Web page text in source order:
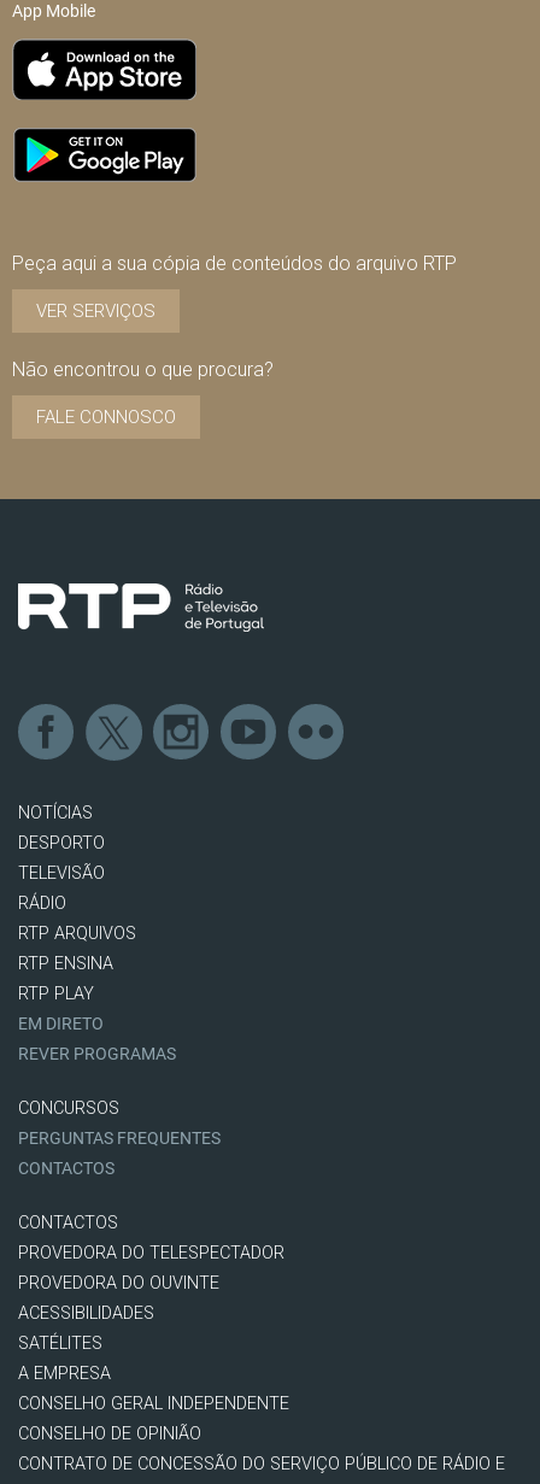
App Mobile
Peça aqui a sua cópia de conteúdos do arquivo RTP
VER SERVIÇOS
Não encontrou o que procura?
FALE CONNOSCO
NOTÍCIAS
DESPORTO
TELEVISÃO
RÁDIO
RTP ARQUIVOS
RTP ENSINA
RTP PLAY
EM DIRETO
REVER PROGRAMAS
CONCURSOS
PERGUNTAS FREQUENTES
CONTACTOS
CONTACTOS
PROVEDORA DO TELESPECTADOR
PROVEDORA DO OUVINTE
ACESSIBILIDADES
SATÉLITES
A EMPRESA
CONSELHO GERAL INDEPENDENTE
CONSELHO DE OPINIÃO
CONTRATO DE CONCESSÃO DO SERVIÇO PÚBLICO DE RÁDIO E